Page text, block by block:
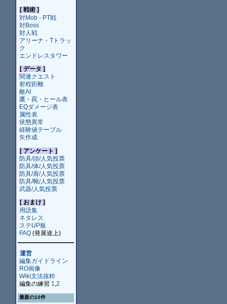
[ 戦術 ]
対Mob - PT戦
対Boss
対人戦
アリーナ・Tトラッ
ク
エンドレスタワー
[ データ ]
関連クエスト
射程距離
敵AI
鷹・罠・ヒール表
EQダメージ表
属性表
状態異常
経験値テーブル
矢作成
[ アンケート ]
防具/頭/人気投票
防具/体/人気投票
防具/肩/人気投票
防具/靴/人気投票
武器/人気投票
[ おまけ ]
用語集
ネタレス
ステUP板
FAQ(発展途上)
運営
編集ガイドライン
RO画像
Wiki文法抜粋
編集の練習 1 2
最新の10件